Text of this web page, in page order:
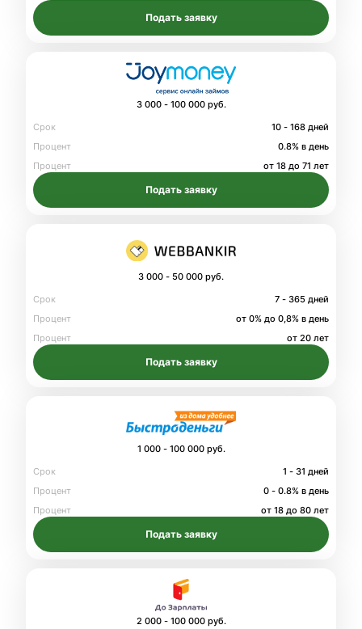
Подать заявку
3 000 - 100 000 руб.
Срок
10 - 168 дней
Процент
0.8% в день
Процент
от 18 до 71 лет
Подать заявку
3 000 - 50 000 руб.
Срок
7 - 365 дней
Процент
от 0% до 0,8% в день
Процент
от 20 лет
Подать заявку
1 000 - 100 000 руб.
Срок
1 - 31 дней
Процент
0 - 0.8% в день
Процент
от 18 до 80 лет
Подать заявку
2 000 - 100 000 руб.